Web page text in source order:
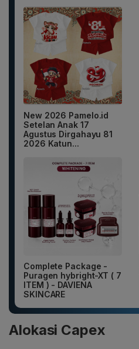
New 2026 Pamelo.id
Setelan Anak 17
Agustus Dirgahayu 81
2026 Katun...
Complete Package -
Puragen hybright-XT ( 7
ITEM ) - DAVIENA
SKINCARE
Alokasi Capex